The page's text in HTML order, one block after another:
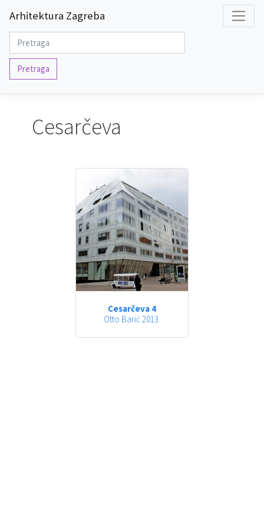
Arhitektura Zagreba
Pretraga
Cesarčeva
Cesarčeva 4
Otto Barić 2013.